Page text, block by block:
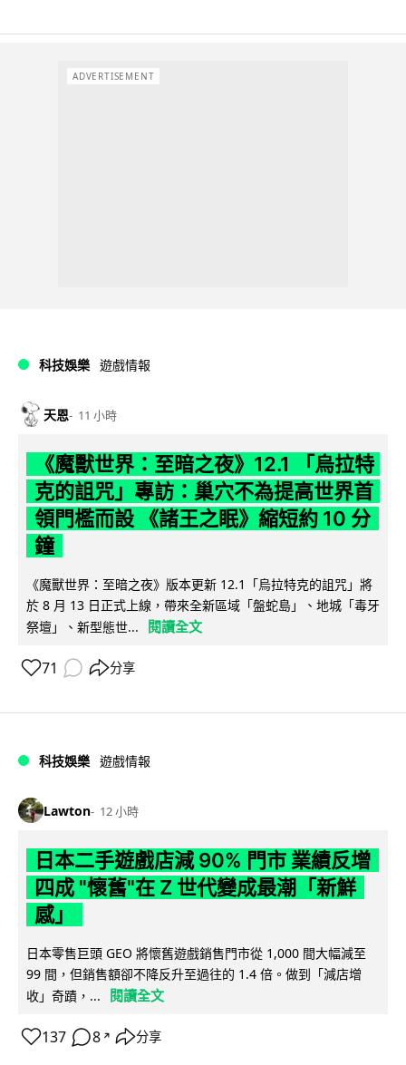
ADVERTISEMENT
科技娛樂 遊戲情報
天恩 11 小時
《魔獸世界：至暗之夜》12.1 「烏拉特
克的詛咒」專訪：巢穴不為提高世界首
領門檻而設 《諸王之眠》縮短約 10 分
鐘
《魔獸世界：至暗之夜》版本更新 12.1「烏拉特克的詛咒」將
於 8 月 13 日正式上線，帶來全新區域「盤蛇島」、地城「毒牙
祭壇」、新型態世...
閱讀全文
71 分享
科技娛樂 遊戲情報
Lawton 12 小時
日本二手遊戲店減 90% 門市 業績反增
四成 "懷舊"在 Z 世代變成最潮「新鮮
感」
日本零售巨頭 GEO 將懷舊遊戲銷售門市從 1,000 間大幅減至
99 間，但銷售額卻不降反升至過往的 1.4 倍。做到「減店增
收」奇蹟，...
閱讀全文
137 8 ↗ 分享